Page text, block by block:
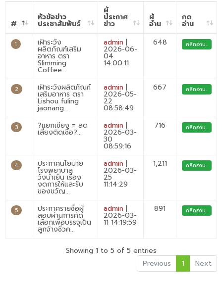
#
หัวข้อข่าว
ประชาสัมพันธ์
ผู้
ประกาศ
ข่าว
ผู้
อ่าน
กด
อ่าน
1 เฝ้าระวัง
ผลิตภัณฑ์เสริม
อาหาร ตรา
Slimming
Coffee...
admin|
2026-06-
04
14:00:11
648 คลิกอ่าน..
2 เฝ้าระวังผลิตภัณฑ์
เสริมอาหาร ตรา
Lishou fuling
jaonang...
admin|
2026-05-
22
08:58:49
667 คลิกอ่าน..
3 ?แยกเขียง = ลด
เสี่ยงติดเชื้อ?...
admin|
2026-03-
30
08:59:16
716 คลิกอ่าน..
4 ประกาศนโยบาย
โรงพยาบาล
วังน้ำเย็น เรื่อง
งดการให้และรับ
ของขวัญ...
admin|
2026-03-
25
11:14:29
1,211 คลิกอ่าน..
5 ประกาศรายชื่อผู้
สอบผ่านการคัด
เลือกเพื่อบรรจุเป็น
ลูกจ้างชั่วค...
admin|
2026-03-
11 14:19:59
891 คลิกอ่าน..
Showing 1 to 5 of 5 entries
Previous
1 Next